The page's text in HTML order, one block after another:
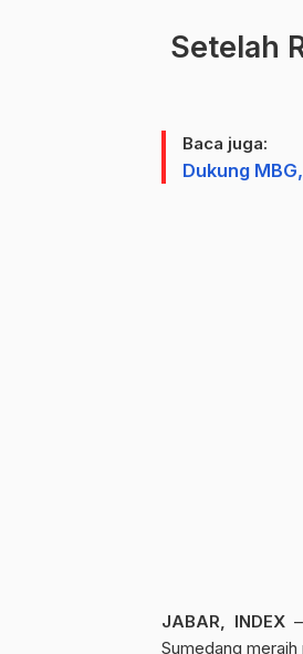
Setelah
Baca juga:
Dukung
JABAR, INDEX
Sumedang